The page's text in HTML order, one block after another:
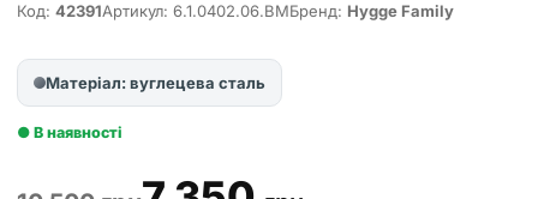
Код: 42391Артикул: 6.1.0402.06.BMБренд: Hygge Family
Матеріал: вуглецева сталь
● В наявності